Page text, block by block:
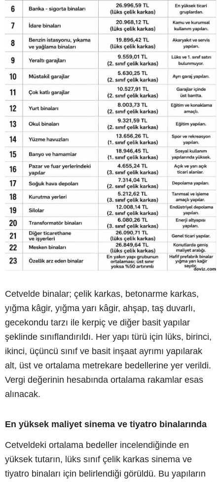
Cetvelde binalar; çelik karkas, betonarme karkas,
yığma kâgir, yığma yarı kâgir, ahşap, taş duvarlı,
gecekondu tarzı ile kerpiç ve diğer basit yapılar
şeklinde sınıflandırıldı. Her yapı türü için lüks, birinci,
ikinci, üçüncü sınıf ve basit inşaat ayrımı yapılarak
alt, üst ve ortalama metrekare bedellerine yer verildi.
Vergi değerinin hesabında ortalama rakamlar esas
alınacak.
En yüksek maliyet sinema ve tiyatro binalarında
Cetveldeki ortalama bedeller incelendiğinde en
yüksek tutarın, lüks sınıf çelik karkas sinema ve
tiyatro binaları için belirlendiği görüldü. Bu yapıların